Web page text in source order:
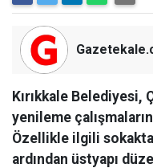
Kırıkkale Belediyesi,
yenileme
Özellikle ilgili
ardından üstyapı